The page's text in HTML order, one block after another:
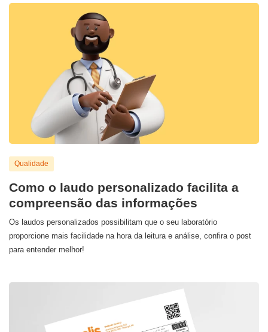
Qualidade
Como o laudo personalizado facilita a
compreensão das informações
Os laudos personalizados possibilitam que o seu laboratório
proporcione mais facilidade na hora da leitura e análise, confira o post
para entender melhor!